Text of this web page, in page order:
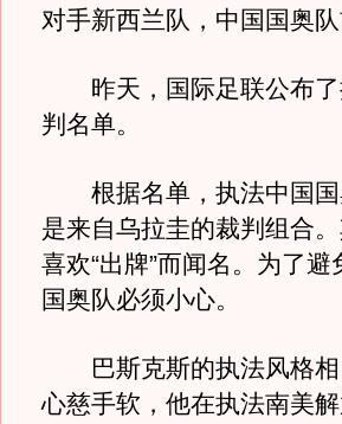
对手新西兰队，中国国奥
昨天，国际足联公布了
判名单。
根据名单，执法中国国
是来自乌拉圭的裁判组合
喜欢“出牌”而闻名。为了
国奥队必须小心。
巴斯克斯的执法风格相
心慈手软，他在执法南美